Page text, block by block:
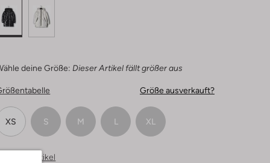
deine Größe: Dieser Artikel fällt größer aus
Größe ausverkauft?
XS S M L XL
Ähnliche Artikel